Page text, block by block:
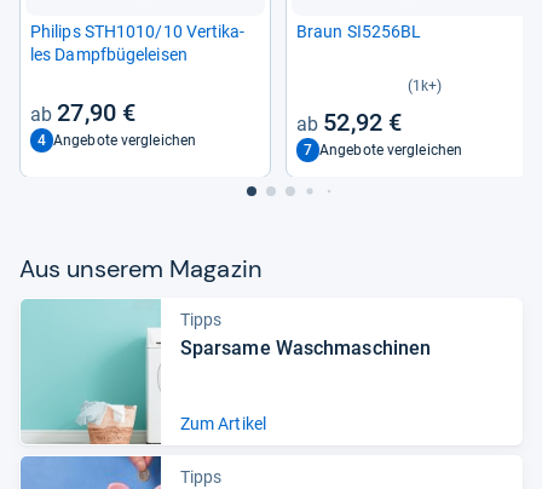
Phi­lips STH1010/10 Ver­ti­ka­
les Dampf­bü­gel­ei­sen
27,90 €
4 Angebote vergleichen
Braun SI5256BL
(1k+)
52,92 €
7 Angebote vergleichen
Aus unse­rem Maga­zin
Tipps
Spar­same Wasch­ma­schi­nen
Zum Artikel
Tipps